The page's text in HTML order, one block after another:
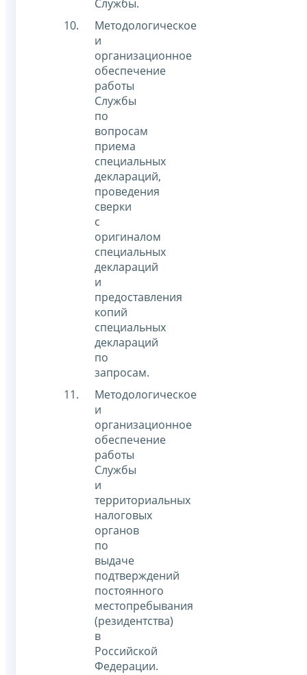
Службы.
Методологическое
и
организационное
обеспечение
работы
Службы
по
вопросам
приема
специальных
деклараций,
проведения
сверки
с
оригиналом
специальных
деклараций
и
предоставления
копий
специальных
деклараций
по
запросам.
Методологическое
и
организационное
обеспечение
работы
Службы
и
территориальных
налоговых
органов
по
выдаче
подтверждений
постоянного
местопребывания
(резидентства)
в
Российской
Федерации.